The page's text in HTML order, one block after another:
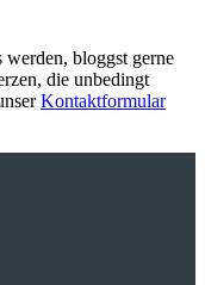
werden, bloggst gerne
die unbedingt
Kontaktformular